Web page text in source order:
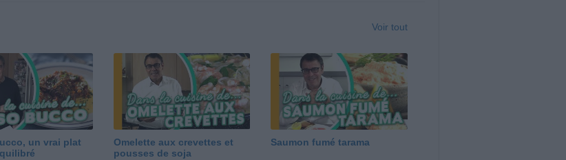
Voir tout
un vrai plat
Omelette aux crevettes et
pousses de soja
Saumon fumé tarama